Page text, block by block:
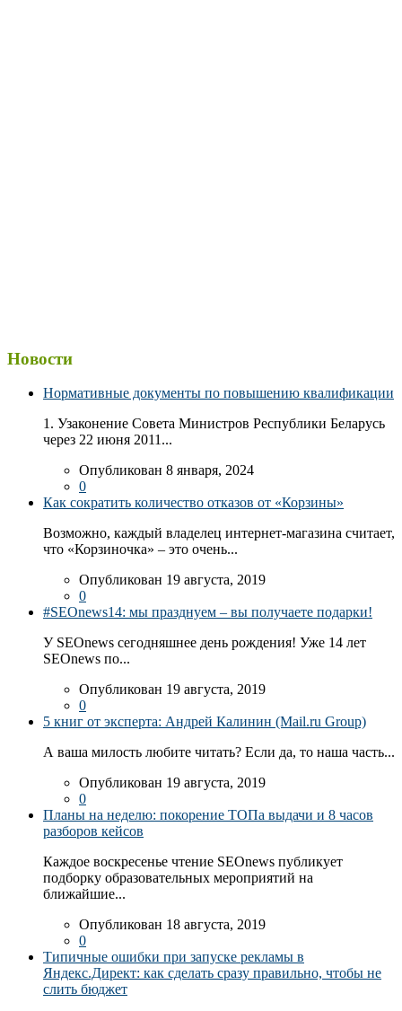
Новости
Нормативные документы по повышению квалификации
1. Узаконение Совета Министров Республики Беларусь
через 22 июня 2011...
Опубликован 8 января, 2024
0
Как сократить количество отказов от «Корзины»
Возможно, каждый владелец интернет-магазина считает,
что «Корзиночка» – это очень...
Опубликован 19 августа, 2019
0
#SEOnews14: мы празднуем – вы получаете подарки!
У SEOnews сегодняшнее день рождения! Уже 14 лет
SEOnews по...
Опубликован 19 августа, 2019
0
5 книг от эксперта: Андрей Калинин (Mail.ru Group)
А ваша милость любите читать? Если да, то наша часть...
Опубликован 19 августа, 2019
0
Планы на неделю: покорение ТОПа выдачи и 8 часов
разборов кейсов
Каждое воскресенье чтение SEOnews публикует
подборку образовательных мероприятий на
ближайшие...
Опубликован 18 августа, 2019
0
Типичные ошибки при запуске рекламы в
Яндекс.Директ: как сделать сразу правильно, чтобы не
слить бюджет